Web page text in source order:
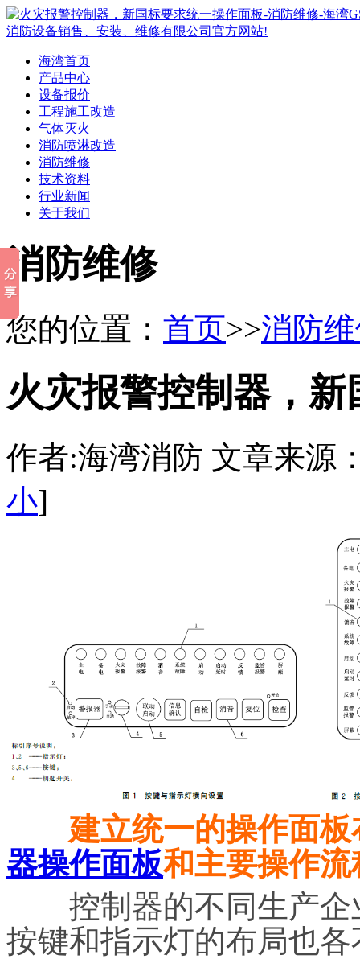
海湾首页
产品中心
设备报价
工程施工改造
气体灭火
消防喷淋改造
消防维修
技术资料
行业新闻
关于我们
消防维修
您的位置： 首页>>消防
火灾报警控制器，
作者:海湾消防 文章来源
小]
建立统一的操作面
器操作面板和主要操作
控制器的不同生产企
按键和指示灯的布局也